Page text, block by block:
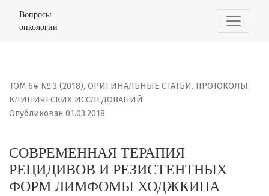
СОВРЕМЕННАЯ ТЕРАПИЯ РЕЦИДИВОВ И
Вопросы
онкологии
ТОМ 64 № 3 (2018), ОРИГИНАЛЬНЫЕ СТАТЬИ. ПРОТОКОЛЫ
КЛИНИЧЕСКИХ ИССЛЕДОВАНИЙ
СОВРЕМЕННАЯ ТЕРАПИЯ
РЕЦИДИВОВ И РЕЗИСТЕНТНЫХ
ФОРМ ЛИМФОМЫ ХОДЖКИНА
Опубликован 01.03.2018